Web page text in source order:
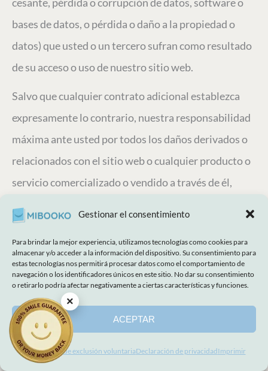
Gestionar el consentimiento
Para brindar la mejor experiencia, utilizamos tecnologías como cookies para
almacenar y/o acceder a la información del dispositivo. Su consentimiento para
estas tecnologías nos permitirá procesar datos como el comportamiento de
navegación o los identificadores únicos en este sitio. No dar su consentimiento
o retirarlo podría afectar negativamente a ciertas características y funciones.
ACEPTAR
Preferencias de exclusión voluntariaDeclaración de privacidadImprimir
bases de datos, o pérdida o daño a la propiedad o
datos) que usted o un tercero sufran como resultado
de su acceso o uso de nuestro sitio web.
Salvo que cualquier contrato adicional establezca
expresamente lo contrario, nuestra responsabilidad
máxima ante usted por todos los daños derivados o
relacionados con el sitio web o cualquier producto o
servicio comercializado o vendido a través de él,
genere la responsabilidad (ya sea contractual, de
equidad, por negligencia, por conducta dolosa, por
agravio o de cualquier otra índole), se limitará al
precio total que nos pagó por la compra de dichos
productos o servicios o por el uso del sitio web.
Dicha limitación se aplicará en conjunto a todas sus
reclamaciones, acciones y causas de acción de
×